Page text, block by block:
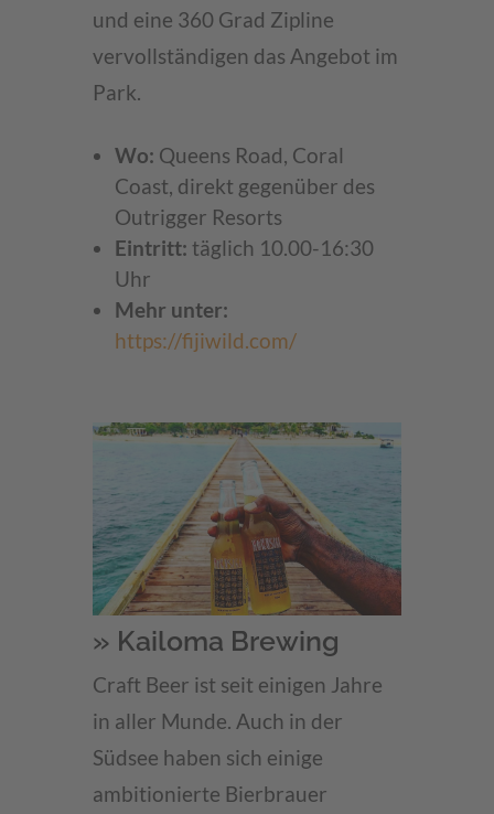
und eine 360 Grad Zipline
vervollständigen das Angebot im
Park.
Wo: Queens Road, Coral
Coast, direkt gegenüber des
Outrigger Resorts
Eintritt: täglich 10.00-16:30
Uhr
Mehr unter:
https://fijiwild.com/
» Kailoma Brewing
Craft Beer ist seit einigen Jahre
in aller Munde. Auch in der
Südsee haben sich einige
ambitionierte Bierbrauer